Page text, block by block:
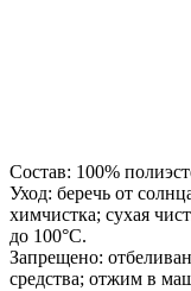
Состав: 100%
Уход: беречь от
химчистка; сухая
до 100°C.
Запрещено:
средства; отжим в